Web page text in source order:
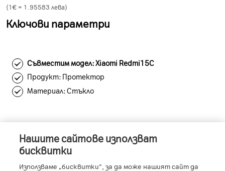
(1€ = 1.95583 лева)
Ключови параметри
Съвместим модел: Xiaomi Redmi15C
Продукт: Протектор
Материал: Стъкло
Информация за устройството
Нашите сайтове използват
бисквитки
Използваме „бисквитки“, за да може нашият сайт да